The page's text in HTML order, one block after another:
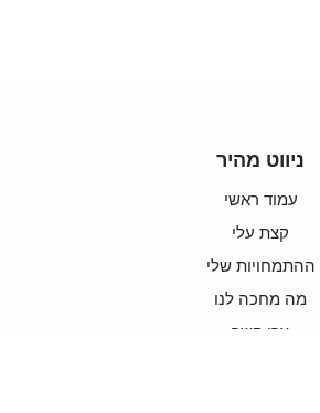
ניווט מהיר
עמוד ראשי
קצת עלי
ההתמחויות שלי
מה מחכה לנו
צרו קשר